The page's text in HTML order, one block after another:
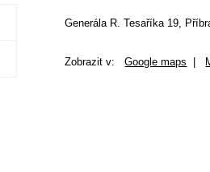
Generála R. Tesaříka 19,
Zobrazit v:Google maps